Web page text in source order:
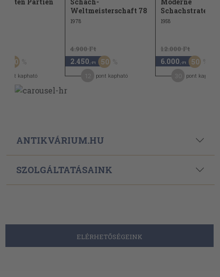
50
pont kapható
Weltmeisterschaft 78
1978
4.900 Ft
2.450 ,-Ft 50
pont kapható
1958
12.000 Ft
6.000 ,-Ft 50
pont kapható
ANTIKVÁRIUM.HU
SZOLGÁLTATÁSAINK
ELÉRHETŐSÉGEINK